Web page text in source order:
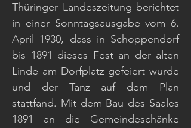
Thüringer Landeszeitung berichtet
in einer Sonntagsausgabe vom 6.
April 1930, dass in Schoppendorf
bis 1891 dieses Fest an der alten
Linde am Dorfplatz gefeiert wurde
und der Tanz auf dem Plan
stattfand. Mit dem Bau des Saales
1891 an die Gemeindeschänke